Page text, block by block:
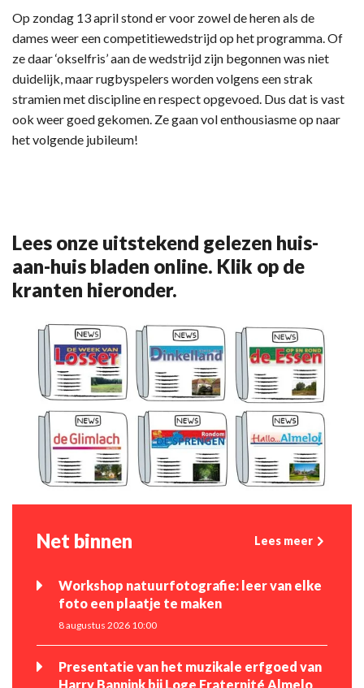
Op zondag 13 april stond er voor zowel de heren als de
dames weer een competitiewedstrijd op het programma. Of
ze daar ‘okselfris’ aan de wedstrijd zijn begonnen was niet
duidelijk, maar rugbyspelers worden volgens een strak
stramien met discipline en respect opgevoed. Dus dat is vast
ook weer goed gekomen. Ze gaan vol enthousiasme op naar
het volgende jubileum!
Lees onze uitstekend gelezen huis-
aan-huis bladen online. Klik op de
kranten hieronder.
Net binnen Lees meer
Workshop natuurfotografie: leer van elke
foto een plaatje te maken
8 augustus 2026 10:00
Presentatie van het muzikale erfgoed van
Harry Bannink bij Loge Fraternité Almelo